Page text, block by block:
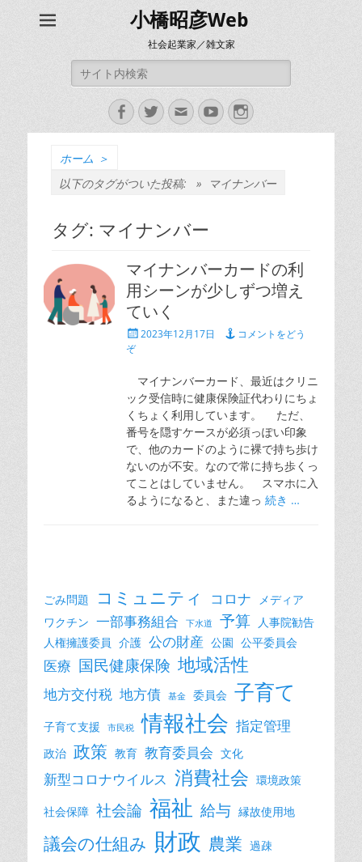
小橋昭彦Web
社会起業家／雑文家
索:
Facebook
Twitter
メ
ー
YouTubeInstagram
ホーム ＞
以下のタグがついた投稿: »
マイナンバー
タグ: マイナンバー
マイナンバーカードの利
用シーンが少しずつ増え
ていく
投
稿
2023年12月17日
コメントをどう
ぞ
マイナンバーカード、最近はクリニ
ック受信時に健康保険証代わりにちょ
くちょく利用しています。 ただ、
番号を隠すケースが必須っぽい印象
で、他のカードのように裸で持ち歩け
ないのが不安。なので常に持ち歩くっ
てことはしていません。 スマホに入
るようになると、また違っ 続き …
ごみ問題 コミュニティ コロナ
メディア
ワクチン 一部事務組合 下水道 予算 人事院勧告
人権擁護委員 介護 公の財産 公園 公平委員会
医療 国民健康保険 地域活性
地方交付税 地方債 基金 委員会 子育て
子育て支援 市民税 情報社会 指定管理
政治 政策 教育 教育委員会 文化
新型コロナウイルス 消費社会 環境政策
社会保障 社会論 福祉 給与 縁故使用地
議会の仕組み 財政 農業 過疎